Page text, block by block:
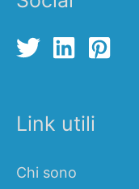
Link utili
Chi sono